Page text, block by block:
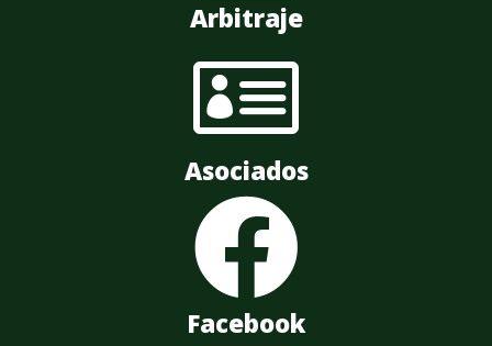
Arbitraje

Asociados

Facebook